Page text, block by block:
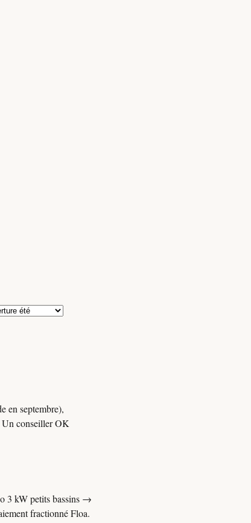
en septembre),
Un conseiller OK
3 kW petits bassins →
fractionné Floa.